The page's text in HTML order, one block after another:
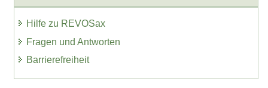
Hilfe zu REVOSax
Fragen und Antworten
Barrierefreiheit